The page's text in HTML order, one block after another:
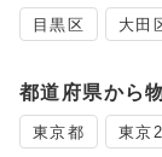
目黒区 大田
都道府県から
東京都 東京